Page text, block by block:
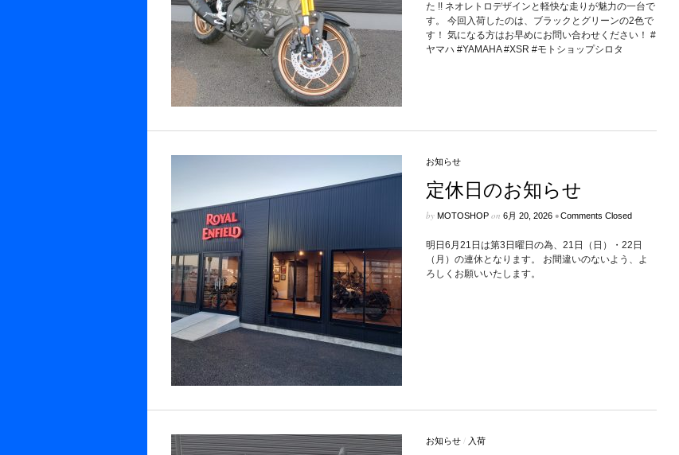
た !! ネオレトロデザインと軽快な走りが魅力の一台で
す。 今回入荷したのは、ブラックとグリーンの2色で
す！ 気になる方はお早めにお問い合わせください！ #
ヤマハ #YAMAHA #XSR #モトショップシロタ
お知らせ
定休日のお知らせ
by MOTOSHOPon 6月 20, 2026 •Comments Closed
明日6月21日は第3日曜日の為、21日（日）・22日
（月）の連休となります。 お間違いのないよう、よ
ろしくお願いいたします。
お知らせ/ 入荷